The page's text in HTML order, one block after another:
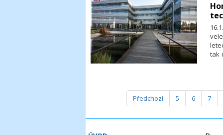
tak
Předchozí
5 6 7